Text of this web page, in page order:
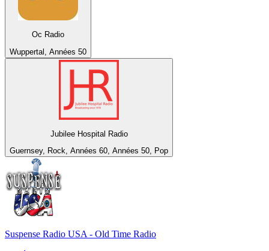
Oc Radio
Wuppertal, Années 50
Jubilee Hospital Radio
Guernsey, Rock, Années 60, Années 50, Pop
Suspense Radio USA - Old Time Radio